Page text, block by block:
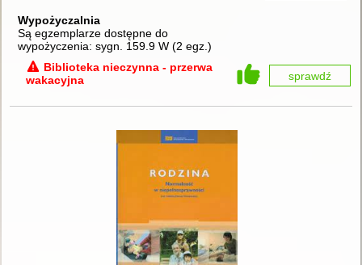
Wypożyczalnia
Są egzemplarze dostępne do
wypożyczenia: sygn. 159.9 W (2 egz. )
Biblioteka nieczynna - przerwa
wakacyjna
sprawdź